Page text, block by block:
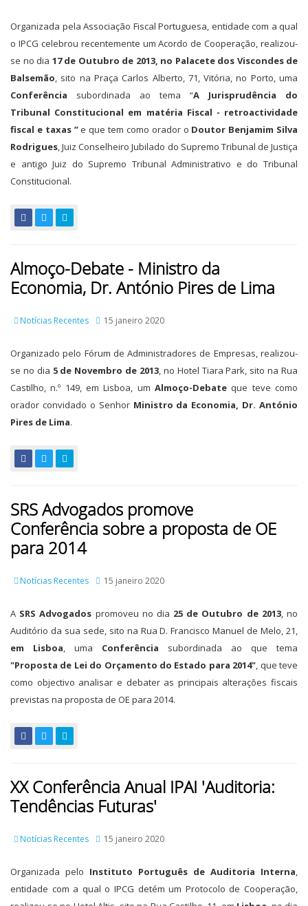
Organizada pela Associação Fiscal Portuguesa, entidade com a qual
o IPCG celebrou recentemente um Acordo de Cooperação, realizou-
se no dia 17 de Outubro de 2013, no Palacete dos Viscondes de
Balsemão, sito na Praça Carlos Alberto, 71, Vitória, no Porto, uma
Conferência subordinada ao tema “A Jurisprudência do
Tribunal Constitucional em matéria Fiscal - retroactividade
fiscal e taxas”e que tem como orador o Doutor Benjamim Silva
Rodrigues, Juiz Conselheiro Jubilado do Supremo Tribunal de Justiça
e antigo Juiz do Supremo Tribunal Administrativo e do Tribunal
Constitucional.
Almoço-Debate - Ministro da
Economia, Dr. António Pires de Lima
Notícias Recentes 15 janeiro 2020
Organizado pelo Fórum de Administradores de Empresas, realizou-
se no dia 5 de Novembro de 2013, no Hotel Tiara Park, sito na Rua
Castilho, n.º 149, em Lisboa, um Almoço-Debate que teve como
orador convidado o Senhor Ministro da Economia, Dr. António
Pires de Lima.
SRS Advogados promove
Conferência sobre a proposta de OE
para 2014
Notícias Recentes 15 janeiro 2020
A SRS Advogados promoveu no dia 25 de Outubro de 2013, no
Auditório da sua sede, sito na Rua D. Francisco Manuel de Melo, 21,
em Lisboa, uma Conferência subordinada ao que tema
"Proposta de Lei do Orçamento do Estado para 2014", que teve
como objectivo analisar e debater as principais alterações fiscais
previstas na proposta de OE para 2014.
XX Conferência Anual IPAI 'Auditoria:
Tendências Futuras'
Notícias Recentes 15 janeiro 2020
Organizada pelo Instituto Português de Auditoria Interna,
entidade com a qual o IPCG detém um Protocolo de Cooperação,